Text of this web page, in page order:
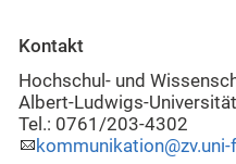
Kontakt
Hochschul- und
Albert-Ludwigs-
Tel.: 0761/203-4302